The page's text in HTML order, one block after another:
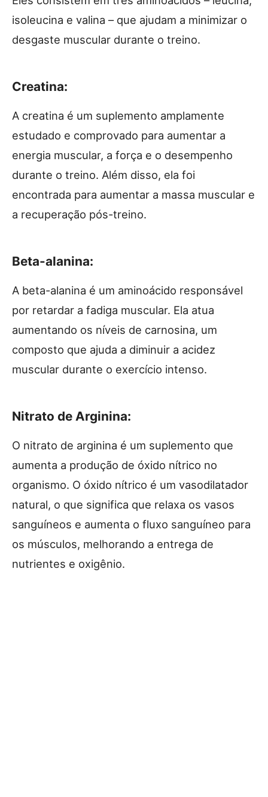
isoleucina e valina – que ajudam a minimizar o
desgaste muscular durante o treino.
Creatina:
A creatina é um suplemento amplamente
estudado e comprovado para aumentar a
energia muscular, a força e o desempenho
durante o treino. Além disso, ela foi
encontrada para aumentar a massa muscular e
a recuperação pós-treino.
Beta-alanina:
A beta-alanina é um aminoácido responsável
por retardar a fadiga muscular. Ela atua
aumentando os níveis de carnosina, um
composto que ajuda a diminuir a acidez
muscular durante o exercício intenso.
Nitrato de Arginina:
O nitrato de arginina é um suplemento que
aumenta a produção de óxido nítrico no
organismo. O óxido nítrico é um vasodilatador
natural, o que significa que relaxa os vasos
sanguíneos e aumenta o fluxo sanguíneo para
os músculos, melhorando a entrega de
nutrientes e oxigênio.